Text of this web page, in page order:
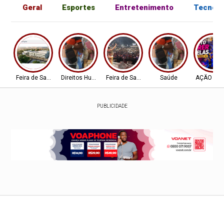
Geral Esportes Entretenimento
Feira de Santana-BADireitos HumanosFeira de Santana-BASaúde AÇÃO
PUBLICIDADE